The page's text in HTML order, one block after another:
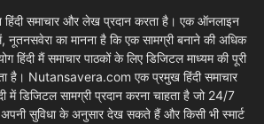
समाचार और लेख प्रदान करता है। एक ऑनलाइन
नूतनसवेरा का मानना है कि एक सामग्री बनाने की अधिक
हिंदी मैं समाचार पाठकों के लिए डिजिटल माध्यम की पूरी
है। Nutansavera.com एक प्रमुख हिंदी समाचार
में डिजिटल सामग्री प्रदान करना चाहता है जो 24/7
सुविधा के अनुसार देख सकते हैं और किसी भी स्मार्ट